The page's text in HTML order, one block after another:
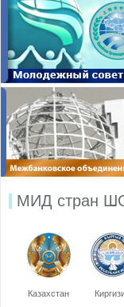
МИД стран
Казахстан